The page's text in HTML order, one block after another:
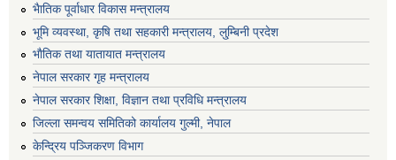
भैातिक पूर्वाधार विकास मन्त्रालय
भूमि व्यवस्था, कृषि तथा सहकारी मन्त्रालय, लु्म्बिनी प्रदेश
भाैतिक तथा यातायात मन्त्रालय
नेपाल सरकार गृह मन्त्रालय
नेपाल सरकार शिक्षा, विज्ञान तथा प्रविधि मन्त्रालय
जिल्ला समन्वय समितिको कार्यालय गुल्मी, नेपाल
केन्द्रिय पञ्जिकरण विभाग